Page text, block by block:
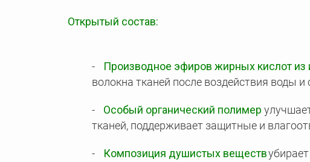
Открытый состав:
Производное эфиров жирных кислот из
волокна тканей после воздействия воды и
Особый органический полимер
тканей, поддерживает защитные и
Композиция душистых веществ